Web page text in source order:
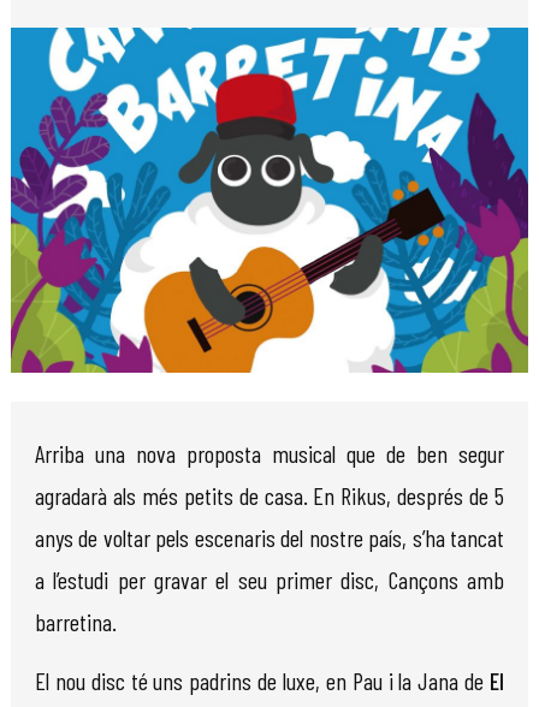
Arriba una nova proposta musical que de ben segur
agradarà als més petits de casa. En Rikus, després de 5
anys de voltar pels escenaris del nostre país, s’ha tancat
a l’estudi per gravar el seu primer disc, Cançons amb
barretina.
El nou disc té uns padrins de luxe, en Pau i la Jana de El